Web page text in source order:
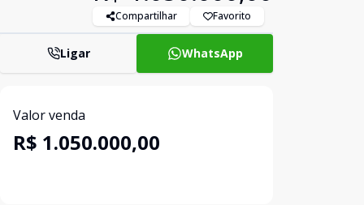
Compartilhar Favorito
Ligar WhatsApp
Valor venda
R$ 1.050.000,00